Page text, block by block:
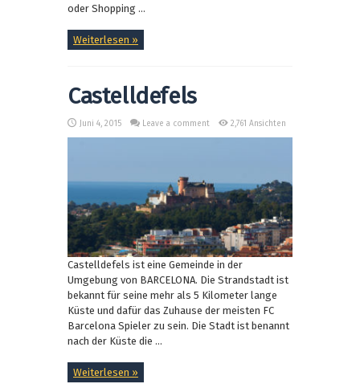
oder Shopping ...
Weiterlesen »
Castelldefels
Juni 4, 2015 Leave a comment 2,761 Ansichten
Castelldefels ist eine Gemeinde in der
Umgebung von BARCELONA. Die Strandstadt ist
bekannt für seine mehr als 5 Kilometer lange
Küste und dafür das Zuhause der meisten FC
Barcelona Spieler zu sein. Die Stadt ist benannt
nach der Küste die ...
Weiterlesen »